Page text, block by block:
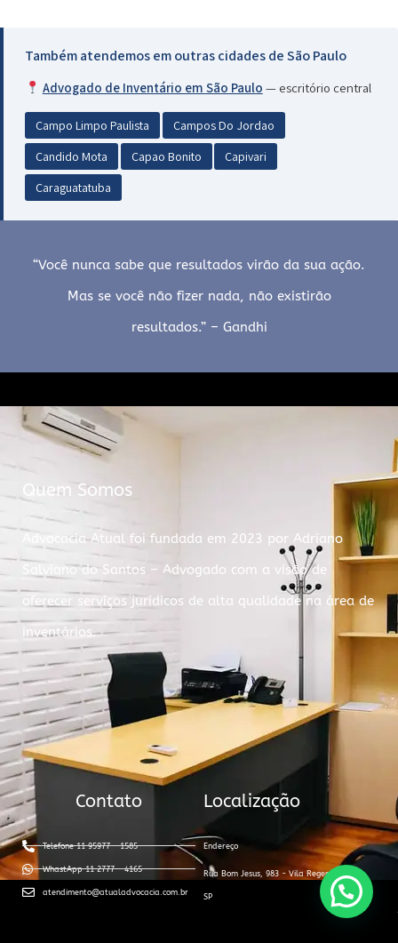
Também atendemos em outras cidades de São Paulo
Advogado de Inventário em São Paulo — escritório central
Campo Limpo Paulista
Campos Do Jordao
Candido Mota
Capao Bonito
Capivari
Caraguatatuba
“Você nunca sabe que resultados virão da sua ação.
Mas se você não fizer nada, não existirão
resultados.” – Gandhi
Quem Somos
Advocacia Atual foi fundada em 2023 por Adriano
Salviano do Santos – Advogado com a visão de
oferecer serviços jurídicos de alta qualidade na área de
inventários.
Contato
Telefone 11 95977 - 1585
WhastApp 11 2777 - 4165
atendimento@atualadvocacia.com.br
Localização
Endereço
Rua Bom Jesus, 983 - Vila Regente Feijó -
SP